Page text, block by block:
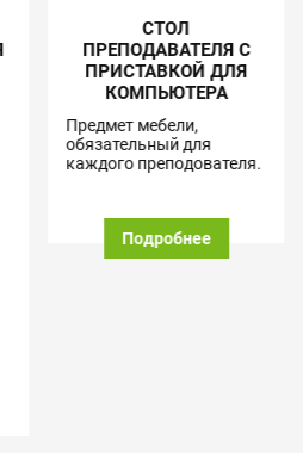
СТОЛ
ПРЕПОДАВАТЕЛЯ С
ПРИСТАВКОЙ ДЛЯ
КОМПЬЮТЕРА
Предмет мебели,
обязательный для
каждого преподователя.
Подробнее